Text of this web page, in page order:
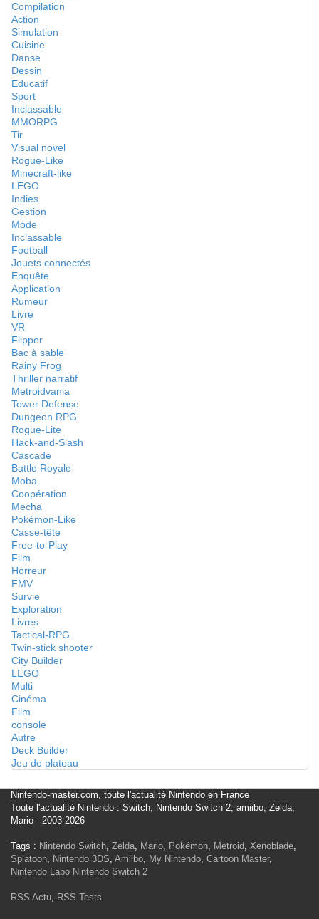
Compilation
Action
Simulation
Cuisine
Danse
Dessin
Educatif
Sport
Inclassable
MMORPG
Tir
Visual novel
Rogue-Like
Minecraft-like
LEGO
Indies
Gestion
Mode
Inclassable
Football
Jouets connectés
Enquête
Application
Rumeur
Livre
VR
Flipper
Bac à sable
Rainy Frog
Thriller narratif
Metroidvania
Tower Defense
Dungeon RPG
Rogue-Lite
Hack-and-Slash
Cascade
Battle Royale
Moba
Coopération
Mecha
Pokémon-Like
Casse-tête
Free-to-Play
Film
Horreur
FMV
Survie
Exploration
Livres
Tactical-RPG
Twin-stick shooter
City Builder
LEGO
Multi
Cinéma
Film
console
Autre
Deck Builder
Jeu de plateau
Nintendo-master.com, toute l'actualité Nintendo en France
Toute l'actualité Nintendo : Switch, Nintendo Switch 2, amiibo, Zelda,
Mario - 2003-2026
Tags : Nintendo Switch, Zelda, Mario, Pokémon, Metroid, Xenoblade,
Splatoon, Nintendo 3DS, Amiibo, My Nintendo, Cartoon Master,
Nintendo Labo Nintendo Switch 2
RSS Actu, RSS Tests